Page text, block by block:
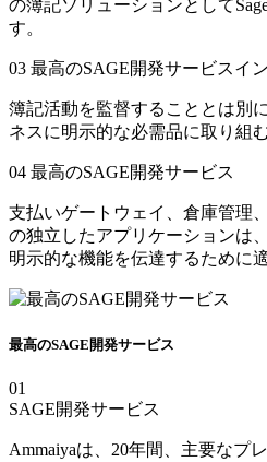
の簿記ソリューションとして
す。
03 最高のSAGE開発サービスイ
簿記活動を監督することとは別
ネスに明示的な必需品に取り組
04 最高のSAGE開発サービス
支払いゲートウェイ、倉庫管理
の独立したアプリケーションは
明示的な機能を伝達するために
最高のSAGE開発サービス
01
SAGE開発サービス
Ammaiyaは、20年間、主要なプ